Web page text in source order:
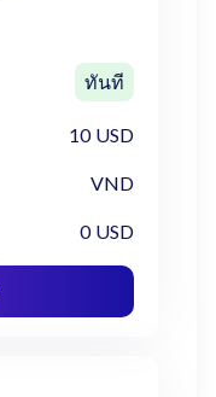
ทันที
10 USD
VND
0 USD